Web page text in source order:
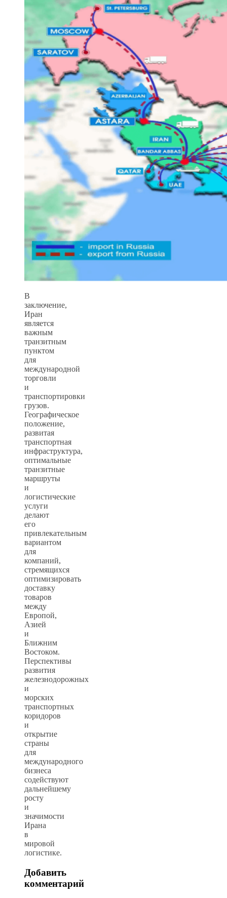
В
заключение,
Иран
является
важным
транзитным
пунктом
для
международной
торговли
и
транспортировки
грузов.
Географическое
положение,
развитая
транспортная
инфраструктура,
оптимальные
транзитные
маршруты
и
логистические
услуги
делают
его
привлекательным
вариантом
для
компаний,
стремящихся
оптимизировать
доставку
товаров
между
Европой,
Азией
и
Ближним
Востоком.
Перспективы
развития
железнодорожных
и
морских
транспортных
коридоров
и
открытие
страны
для
международного
бизнеса
содействуют
дальнейшему
росту
и
значимости
Ирана
в
мировой
логистике.
Добавить
комментарий